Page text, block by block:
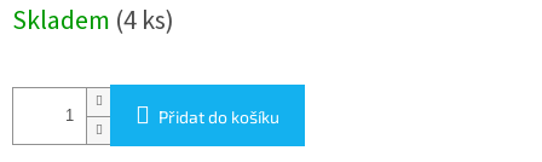
cena:
Skladem (4 ks)
Přidat do košíku